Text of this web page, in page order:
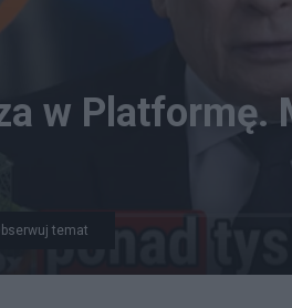
w Platformę.
temat